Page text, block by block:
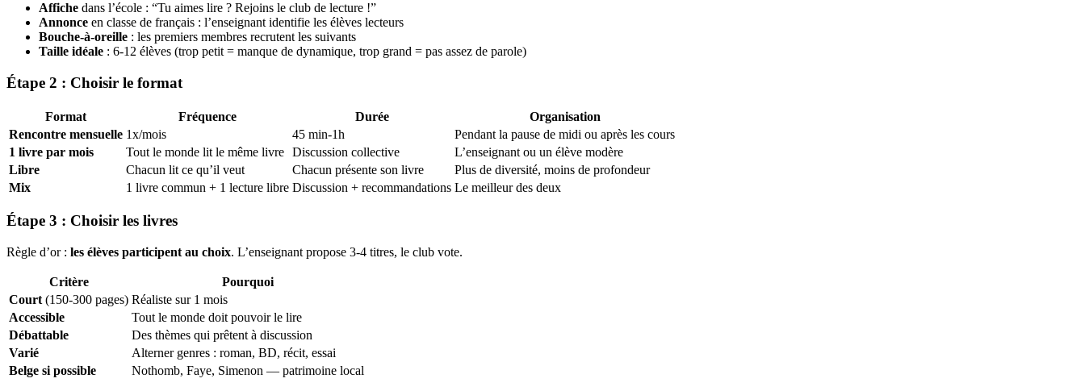
Affiche dans l’école : “Tu aimes lire ? Rejoins le club de lecture !”
Annonce en classe de français : l’enseignant identifie les élèves lecteurs
Bouche-à-oreille : les premiers membres recrutent les suivants
Taille idéale : 6-12 élèves (trop petit = manque de dynamique, trop grand = pas assez de parole)
Étape 2 : Choisir le format
Format Fréquence Durée
Organisation
Rencontre mensuelle 1x/mois 45 min-1h
Pendant la pause de midi ou après les cours
1 livre par mois
Tout le monde lit le même livre Discussion collective
L’enseignant ou un élève modère
Libre
Chacun lit ce qu’il veut Chacun présente son livre
Plus de diversité, moins de profondeur
Mix
1 livre commun + 1 lecture libre Discussion + recommandations Le meilleur des deux
Étape 3 : Choisir les livres
Règle d’or : les élèves participent au choix. L’enseignant propose 3-4 titres, le club vote.
Critère
Pourquoi
Court (150-300 pages) Réaliste sur 1 mois
Accessible
Tout le monde doit pouvoir le lire
Débattable
Des thèmes qui prêtent à discussion
Varié
Alterner genres : roman, BD, récit, essai
Belge si possible
Nothomb, Faye, Simenon — patrimoine local